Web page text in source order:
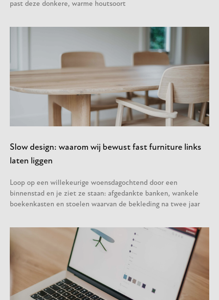
past deze donkere, warme houtsoort
Slow design: waarom wij bewust fast furniture links
laten liggen
Loop op een willekeurige woensdagochtend door een
binnenstad en je ziet ze staan: afgedankte banken, wankele
boekenkasten en stoelen waarvan de bekleding na twee jaar